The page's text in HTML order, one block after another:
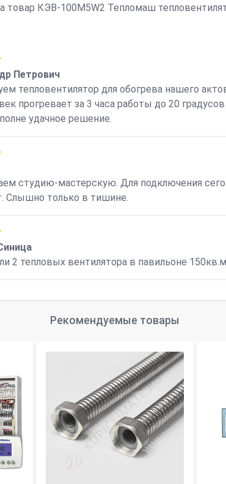
КЭВ-100М5W2 Тепломаш
Петрович
тепловентилятор для обогрева нашего
прогревает за 3 часа работы до 20
удачное решение.
студию-мастерскую. Для подключения
Слышно только в тишине.
2 тепловых вентилятора в павильоне
Рекомендуемые товары